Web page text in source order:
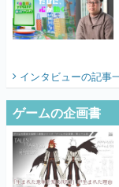
インタビューの記事